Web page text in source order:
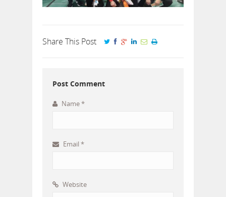
Share This Post
Post Comment
Name*
Email *
Website